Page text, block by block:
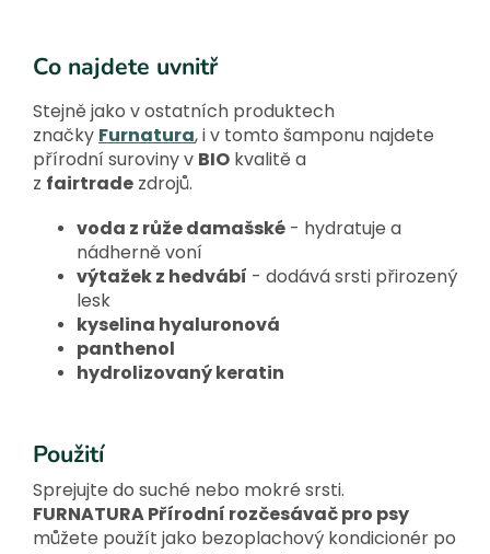
Co najdete uvnitř
Stejně jako v ostatních produktech
značky Furnatura, i v tomto šamponu najdete
přírodní suroviny v BIO kvalitě a
z fairtrade zdrojů.
voda z růže damašské - hydratuje a
nádherně voní
výtažek z hedvábí - dodává srsti přirozený
lesk
kyselina hyaluronová
panthenol
hydrolizovaný keratin
Použití
Sprejujte do suché nebo mokré srsti.
FURNATURA Přírodní rozčesávač pro psy
můžete použít jako bezoplachový kondicionér po